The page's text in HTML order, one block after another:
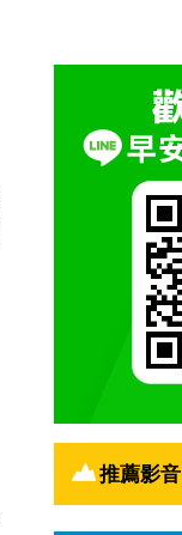
推薦影音